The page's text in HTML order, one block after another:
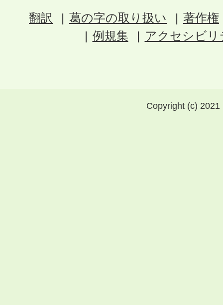
翻訳 葛の字の取り扱い
著作権
例規集
アクセシビ
Copyright (c)